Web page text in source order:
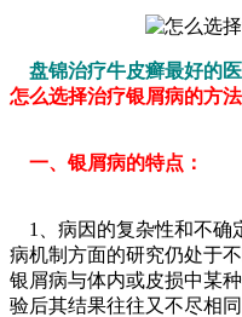
盘锦治疗牛皮癣最好的
怎么选择治疗银屑病的方法
一、银屑病的特点：
1、病因的复杂性和不确
病机制方面的研究仍处于
银屑病与体内或皮损中某
验后其结果往往又不尽相